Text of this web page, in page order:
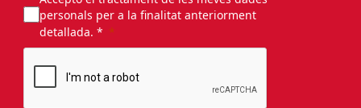
personals per a la finalitat anteriorment
detallada. *